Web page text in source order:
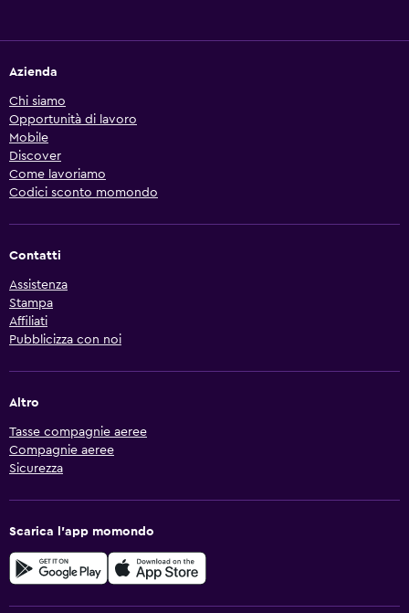
Azienda
Chi siamo
Opportunità di lavoro
Mobile
Discover
Come lavoriamo
Codici sconto momondo
Contatti
Assistenza
Stampa
Affiliati
Pubblicizza con noi
Altro
Tasse compagnie aeree
Compagnie aeree
Sicurezza
Scarica l'app momondo